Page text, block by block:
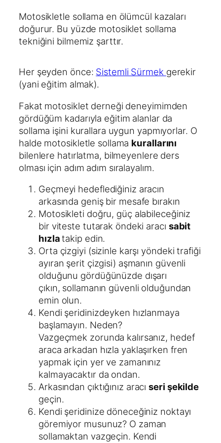
Motosikletle sollama en ölümcül kazaları
doğurur. Bu yüzde motosiklet sollama
tekniğini bilmemiz şarttır.
Her şeyden önce: Sistemli Sürmek gerekir
(yani eğitim almak).
Fakat motosiklet derneği deneyimimden
gördüğüm kadarıyla eğitim alanlar da
sollama işini kurallara uygun yapmıyorlar. O
halde motosikletle sollama kurallarını
bilenlere hatırlatma, bilmeyenlere ders
olması için adım adım sıralayalım.
Geçmeyi hedeflediğiniz aracın
arkasında geniş bir mesafe bırakın
Motosikleti doğru, güç alabileceğiniz
bir viteste tutarak öndeki aracı sabit
hızlatakip edin.
Orta çizgiyi (sizinle karşı yöndeki trafiği
ayıran şerit çizgisi) aşmanın güvenli
olduğunu gördüğünüzde dışarı
çıkın, sollamanın güvenli olduğundan
emin olun.
Kendi şeridinizdeyken hızlanmaya
başlamayın. Neden?
Vazgeçmek zorunda kalırsanız, hedef
araca arkadan hızla yaklaşırken fren
yapmak için yer ve zamanınız
kalmayacaktır da ondan.
Arkasından çıktığınız aracıseri şekilde
geçin.
Kendi şeridinize döneceğiniz noktayı
göremiyor musunuz? O zaman
sollamaktan vazgeçin. Kendi